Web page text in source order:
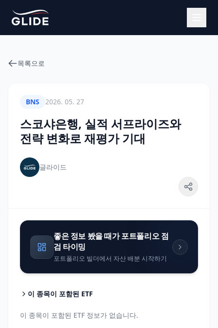
목록으로
BNS 2026. 05. 27
스코샤은행, 실적 서프라이즈와
전략 변화로 재평가 기대
글라이드
좋은 정보 봤을 때가 포트폴리오 점
검 타이밍
포트폴리오 빌더에서 자산 배분 시작하기
이 종목이 포함된 ETF
이 종목이 포함된 ETF 정보가 없습니다.